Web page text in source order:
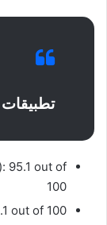
تطبيقات BlackBerry :
95.1 out of
100
out of 100